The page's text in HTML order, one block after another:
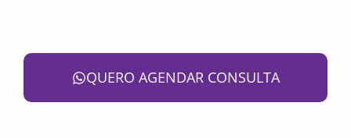
QUERO AGENDAR CONSULTA